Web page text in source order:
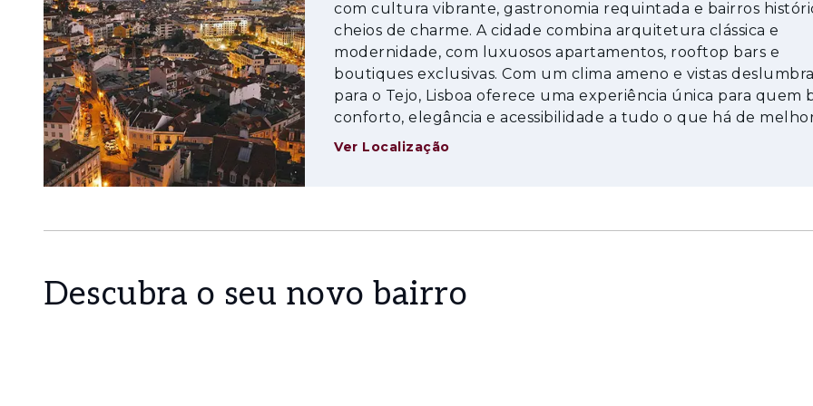
projeto, onde cada detalhe foi cuidadosamente pensado para garantir sofisticação, funcionalidade
estar no dia a dia.
Apenas a uma distância de 4 minutos walking distance da estação do metro do Lumiar,
Universidades, escolas públicas e privadas, comércio e serviços.
A 10 minutos driving distance do Aeroporto de Lisboa.
Uma oportunidade única para viver numa das zonas mais procuradas de Lisboa, com excelentes
com cultura vibrante, gastronomia requintada e bairros
cheios de charme. A cidade combina arquitetura clássica e
modernidade, com luxuosos apartamentos, rooftop bars e
boutiques exclusivas. Com um clima ameno e vistas
para o Tejo, Lisboa oferece uma experiência única para quem
conforto, elegância e acessibilidade a tudo o que há de
Ver Localização
Descubra o seu novo bairro